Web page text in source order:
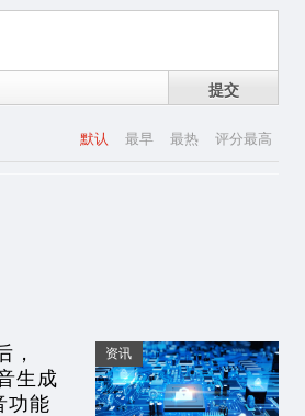
提交
默认 最早 最热 评分最高
，
生成
功能
资讯